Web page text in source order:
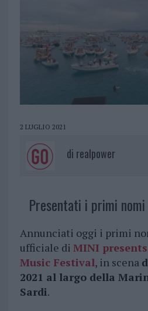
2 LUGLIO 2021
di realpower
Presentati i primi
Annunciati oggi i primi
ufficiale di MINI
Music Festival, in scena
2021 al largo della
Sardi.